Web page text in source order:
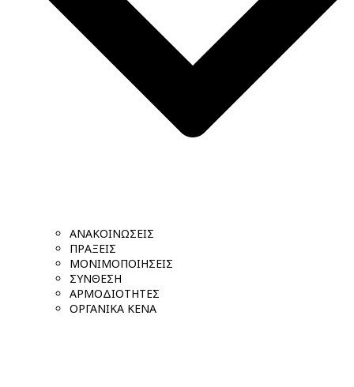
ΑΝΑΚΟΙΝΩΣΕΙΣ
ΠΡΑΞΕΙΣ
ΜΟΝΙΜΟΠΟΙΗΣΕΙΣ
ΣΥΝΘΕΣΗ
ΑΡΜΟΔΙΟΤΗΤΕΣ
ΟΡΓΑΝΙΚΑ ΚΕΝΑ